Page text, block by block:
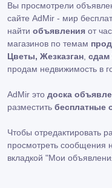
Вы просмотрели
сайте AdMir - мир
найти объявления от
магазинов по темам
Цветы, Жезказган сдам
продам недвижимость в
AdMir это доска
разместить бесплатные
Чтобы отредактировать
просмотреть сообщения
вкладкой "Мои